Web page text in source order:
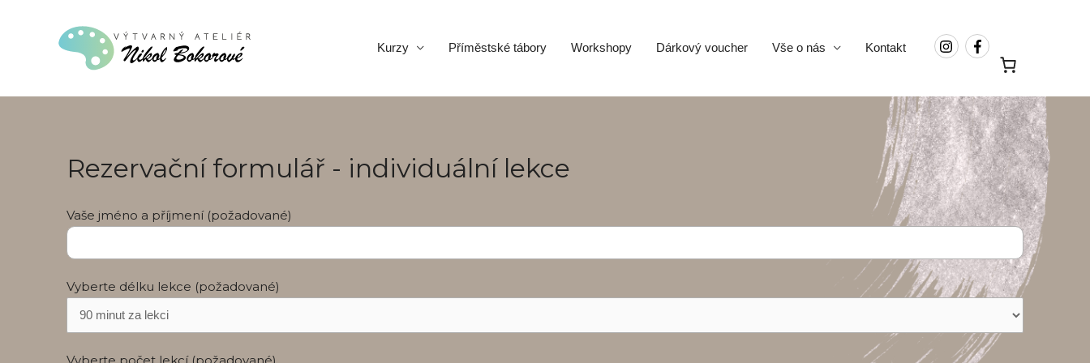
Kurzy Příměstské tábory Workshopy Dárkový voucher Vše o nás Kontakt
Rezervační formulář - individuální lekce
Vaše jméno a příjmení (požadované)
Vyberte délku lekce (požadované)
Vyberte počet lekcí (požadované)